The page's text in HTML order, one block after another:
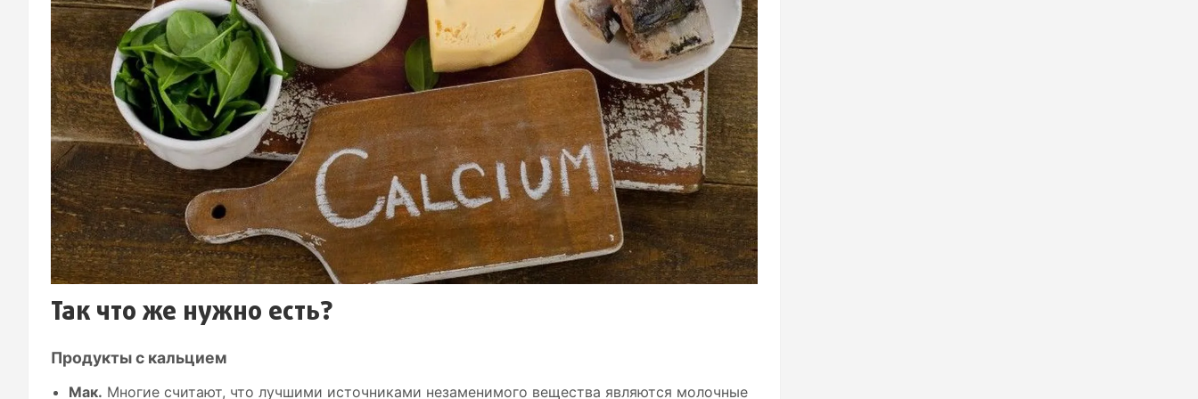
Так что же нужно есть?
Продукты с кальцием
Мак. Многие считают, что лучшими источниками незаменимого вещества являются молочные